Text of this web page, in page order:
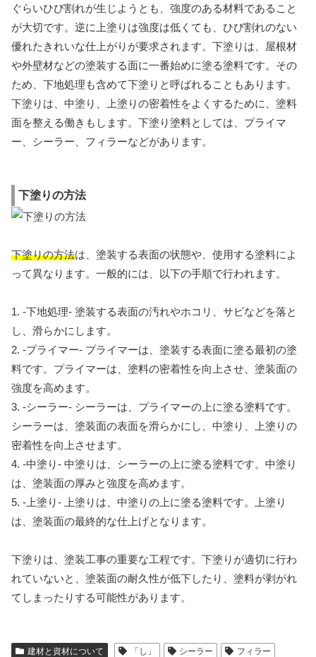
ぐらいひび割れが生じようとも、強度のある材料であること
が大切です。逆に上塗りは強度は低くても、ひび割れのない
優れたきれいな仕上がりが要求されます。下塗りは、屋根材
や外壁材などの塗装する面に一番始めに塗る塗料です。その
ため、下地処理も含めて下塗りと呼ばれることもあります。
下塗りは、中塗り、上塗りの密着性をよくするために、塗料
面を整える働きもします。下塗り塗料としては、プライマ
ー、シーラー、フィラーなどがあります。
下塗りの方法
下塗りの方法は、塗装する表面の状態や、使用する塗料によ
って異なります。一般的には、以下の手順で行われます。
1. -下地処理- 塗装する表面の汚れやホコリ、サビなどを落と
し、滑らかにします。
2. -プライマー- プライマーは、塗装する表面に塗る最初の塗
料です。プライマーは、塗料の密着性を向上させ、塗装面の
強度を高めます。
3. -シーラー- シーラーは、プライマーの上に塗る塗料です。
シーラーは、塗装面の表面を滑らかにし、中塗り、上塗りの
密着性を向上させます。
4. -中塗り- 中塗りは、シーラーの上に塗る塗料です。中塗り
は、塗装面の厚みと強度を高めます。
5. -上塗り- 上塗りは、中塗りの上に塗る塗料です。上塗り
は、塗装面の最終的な仕上げとなります。
下塗りは、塗装工事の重要な工程です。下塗りが適切に行わ
れていないと、塗装面の耐久性が低下したり、塗料が剥がれ
てしまったりする可能性があります。
建材と資材について 「し」 シーラー
フィラー